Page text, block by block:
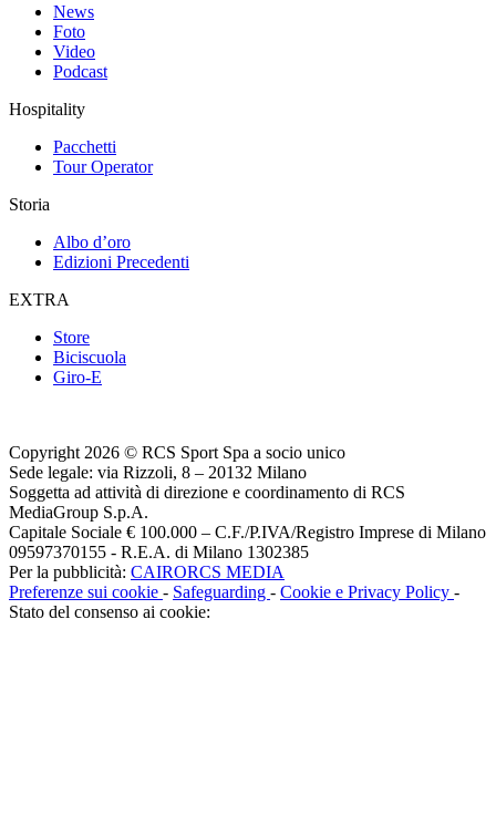
News
Foto
Video
Podcast
Hospitality
Pacchetti
Tour Operator
Storia
Albo d’oro
Edizioni Precedenti
EXTRA
Store
Biciscuola
Giro-E
Copyright 2026 © RCS Sport Spa a socio unico
Sede legale: via Rizzoli, 8 – 20132 Milano
Soggetta ad attività di direzione e coordinamento di RCS
MediaGroup S.p.A.
Capitale Sociale € 100.000 – C.F./P.IVA/Registro Imprese di Milano
09597370155 - R.E.A. di Milano 1302385
Per la pubblicità: CAIRORCS MEDIA
Preferenze sui cookie - Safeguarding - Cookie e Privacy Policy -
Stato del consenso ai cookie: